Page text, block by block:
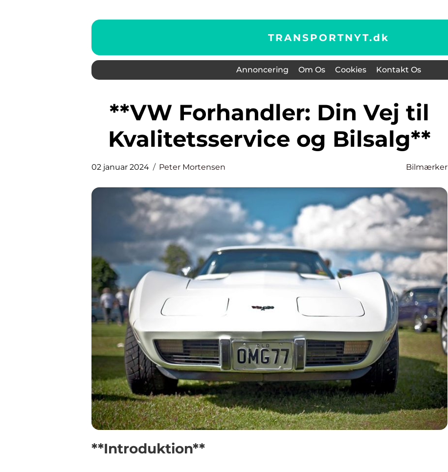
TRANSPORTNYT.dk
Annoncering Om Os Cookies Kontakt Os
**VW Forhandler: Din Vej til
Kvalitetsservice og Bilsalg**
02 januar 2024 Peter Mortensen Bilmærker
**Introduktion**